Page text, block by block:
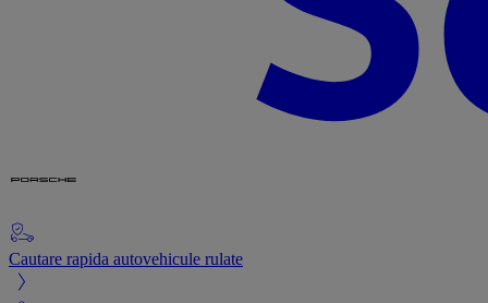
Cautare rapida autovehicule rulate